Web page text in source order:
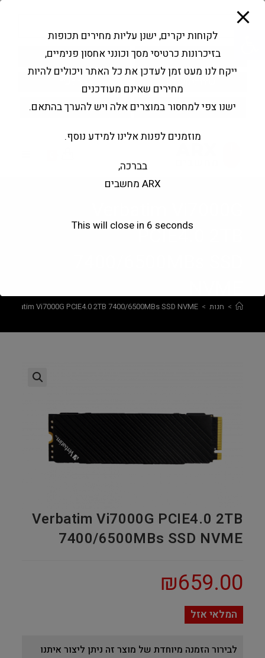
פתח סרגל נגישות
Products
search
החשבון שלי בקשה להצעה
PCIE4.0 2TB
> חנות >
Verbatim Vi7000G PCIE4.0 2TB 7400/6500MBs SSD NVME
Verbatim Vi7000G PCIE4.0 2TB
7400/6500MBs SSD NVME
₪659.00
המלאי אזל
לבירור הזמנה מיוחדת של מוצר זה ניתן ליצור איתנו
לקוחות יקרים, ישנן עליות מחירים תכופות
בזיכרונות כרטיסי מסך וכונני אחסון פנימיים,
ייקח לנו מעט זמן לעדכן את כל האתר ויכולים להיות
מחירים שאינם מעודכנים
ישנו צפי למחסור במוצרים אלה ויש להערך בהתאם.
מוזמנים לפנות אלינו למידע נוסף.
בברכה,
ARX מחשבים
This will close in 5 seconds